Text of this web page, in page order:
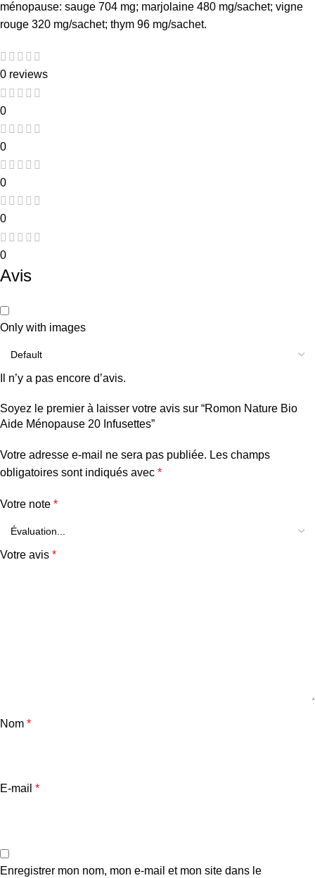
ménopause: sauge 704 mg; marjolaine 480 mg/sachet; vigne
rouge 320 mg/sachet; thym 96 mg/sachet.
0 reviews
0
0
0
0
0
Avis
Only with images
Il n’y a pas encore d’avis.
Soyez le premier à laisser votre avis sur “Romon Nature Bio
Aide Ménopause 20 Infusettes”
Votre adresse e-mail ne sera pas publiée. Les champs
obligatoires sont indiqués avec *
Votre note *
Votre avis *
Nom *
E-mail *
Enregistrer mon nom, mon e-mail et mon site dans le